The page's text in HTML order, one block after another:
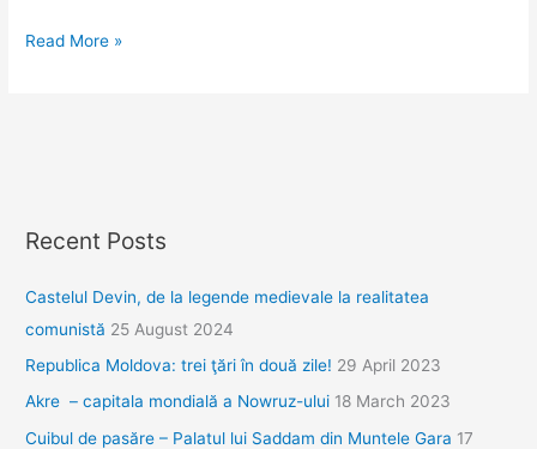
Podurile
Read More »
Recent Posts
Castelul Devin, de la legende medievale la realitatea
comunistă 25 August 2024
Republica Moldova: trei ţări în două zile! 29 April 2023
Akre – capitala mondială a Nowruz-ului 18 March 2023
Cuibul de pasăre – Palatul lui Saddam din Muntele Gara 17